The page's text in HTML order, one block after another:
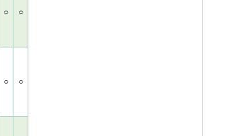
○
○
○
○